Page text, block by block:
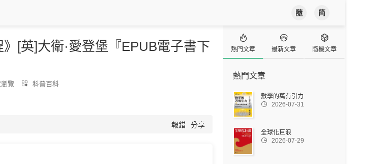
隨 简
》[英]大衛·愛登堡『EPUB電子書下
覽 
分
科普百科
報錯 分享

熱門文章

最新文章

隨機文章
熱門文章
數學的萬有引力
 2026-07-31
全球化巨浪
 2026-07-29